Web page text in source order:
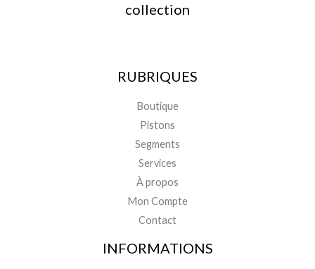
collection
RUBRIQUES
Boutique
Pistons
Segments
Services
À propos
Mon Compte
Contact
INFORMATIONS